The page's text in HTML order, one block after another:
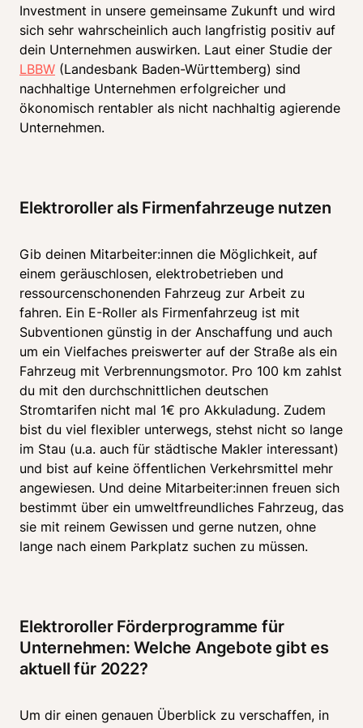
Investment in unsere gemeinsame Zukunft und wird
sich sehr wahrscheinlich auch langfristig positiv auf
LBBW (Landesbank Baden-Württemberg) sind
nachhaltige Unternehmen erfolgreicher und
ökonomisch rentabler als nicht nachhaltig agierende
Unternehmen.
Elektroroller als Firmenfahrzeuge nutzen
Gib deinen Mitarbeiter:innen die Möglichkeit, auf
einem geräuschlosen, elektrobetrieben und
ressourcenschonenden Fahrzeug zur Arbeit zu
fahren. Ein E-Roller als Firmenfahrzeug ist mit
Subventionen günstig in der Anschaffung und auch
um ein Vielfaches preiswerter auf der Straße als ein
Fahrzeug mit Verbrennungsmotor. Pro 100 km zahlst
du mit den durchschnittlichen deutschen
Stromtarifen nicht mal 1€ pro Akkuladung. Zudem
bist du viel flexibler unterwegs, stehst nicht so lange
im Stau (u.a. auch für städtische Makler interessant)
und bist auf keine öffentlichen Verkehrsmittel mehr
angewiesen. Und deine Mitarbeiter:innen freuen sich
bestimmt über ein umweltfreundliches Fahrzeug, das
sie mit reinem Gewissen und gerne nutzen, ohne
lange nach einem Parkplatz suchen zu müssen.
Elektroroller Förderprogramme für
Unternehmen: Welche Angebote gibt es
aktuell für 2022?
Um dir einen genauen Überblick zu verschaffen, in